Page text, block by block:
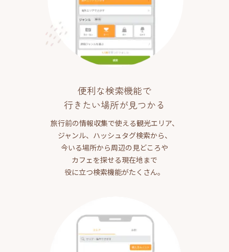
便利な検索機能で
行きたい場所が見つかる
旅行前の情報収集で使える観光エリア、
ジャンル、ハッシュタグ検索から、
今いる場所から周辺の見どころや
カフェを探せる現在地まで
役に立つ検索機能がたくさん。